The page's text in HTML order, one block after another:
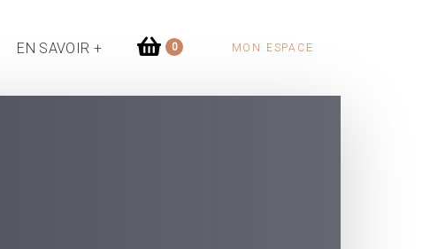
EN SAVOIR + 0 MON ESPACE